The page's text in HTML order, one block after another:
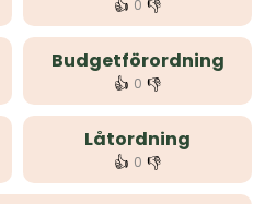
👍 0 👎
Budgetförordning
👍 0 👎
Låtordning
👍 0 👎